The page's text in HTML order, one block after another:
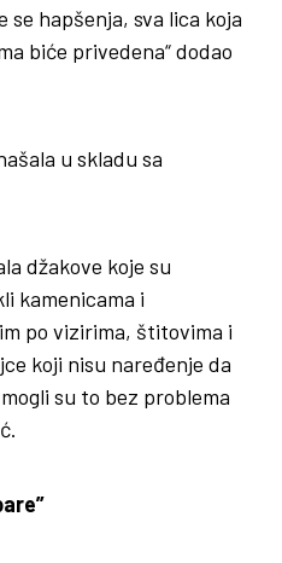
hapšenja, sva lica koja
biće privedena“ dodao
u skladu sa
džakove koje su
kamenicama i
po vizirima, štitovima i
koji nisu naređenje da
su to bez problema